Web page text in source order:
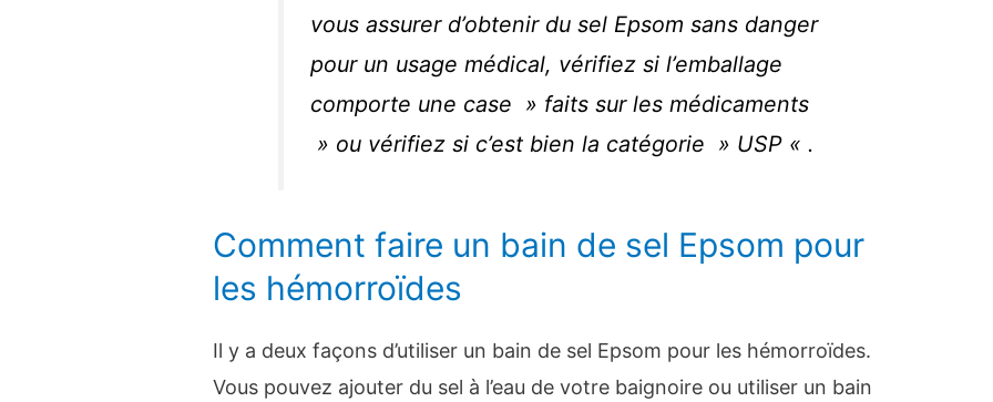
vous assurer d’obtenir du sel Epsom sans danger
pour un usage médical, vérifiez si l’emballage
comporte une case » faits sur les médicaments
» ou vérifiez si c’est bien la catégorie » USP « .
Comment faire un bain de sel Epsom pour
les hémorroïdes
Il y a deux façons d’utiliser un bain de sel Epsom pour les hémorroïdes.
Vous pouvez ajouter du sel à l’eau de votre baignoire ou utiliser un bain